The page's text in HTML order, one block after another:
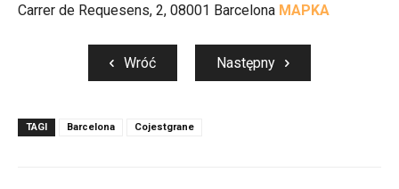
Carrer de Requesens, 2, 08001 Barcelona MAPKA
Wróć Następny
TAGI Barcelona Cojestgrane